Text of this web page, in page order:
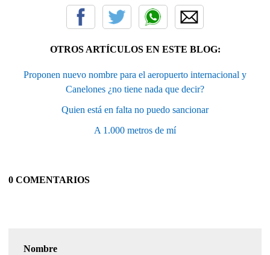
OTROS ARTÍCULOS EN ESTE BLOG:
Proponen nuevo nombre para el aeropuerto internacional y
Canelones ¿no tiene nada que decir?
Quien está en falta no puedo sancionar
A 1.000 metros de mí
0 COMENTARIOS
Nombre